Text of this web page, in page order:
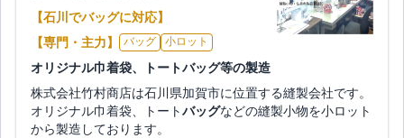
【石川でバッグに対応】
【専門・主力】
バッグ 小ロット
オリジナル巾着袋、トートバッグ等の製造
株式会社竹村商店は石川県加賀市に位置する縫製会社です。
オリジナル巾着袋、トートバッグなどの縫製小物を小ロット
から製造しております。